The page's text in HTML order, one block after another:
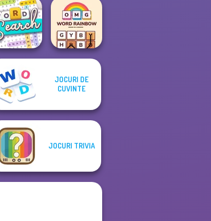
Word Search
Puzzle
OMG Word
Rainbow
JOCURI DE
CUVINTE
JOCURI TRIVIA